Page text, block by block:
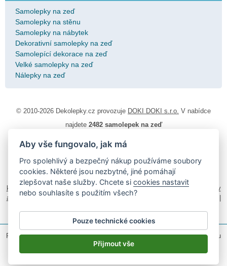
Samolepky na zeď
Samolepky na stěnu
Samolepky na nábytek
Dekorativní samolepky na zeď
Samolepící dekorace na zeď
Velké samolepky na zeď
Nálepky na zeď
© 2010-2026 Dekolepky.cz provozuje DOKI DOKI s.r.o. V nabídce
najdete 2482 samolepek na zeď
Návod k lepení|Životnost samolepek na zeď
podmínky|Ochrana osobních údajů|Cookies |Reklamační řád
Impressum
samolepky na auto |fotomagnetky na lednici fotokalendáře
kühlschrank fotomagnete
foto magnesy na lodówkę|samolepky dieťa v
aute |logoprinty |nálepky na stenu | dárky pro ženy
Podle zákona o evidenci tržeb je prodávající povinen vystavit kupujícímu
účtenku.
Zároveň je povinen zaevidovat přijatou tržbu u správce daně on-line; v
Aby vše fungovalo, jak má
Pro spolehlivý a bezpečný nákup používáme soubory
cookies. Některé jsou nezbytné, jiné pomáhají
zlepšovat naše služby. Chcete sicookies nastavit
nebo souhlasíte s použitím všech?
Pouze technické cookies
Přijmout vše